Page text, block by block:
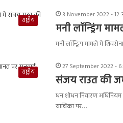
राष्ट्रीय
3 November 2022 -
मनी लॉन्ड्रिंग
मनी लॉन्ड्रिंग मामले में
राष्ट्रीय
27 September 2022 -
संजय राउत की
धन शोधन निवारण
याचिका पर…